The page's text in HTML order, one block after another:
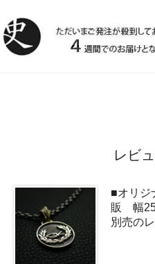
レビ
■オリジ
販 幅
別売の